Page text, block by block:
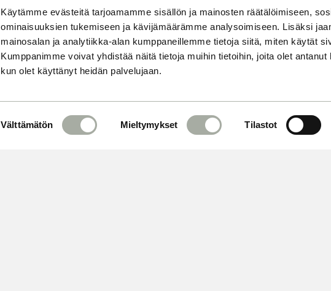
Käytämme evästeitä tarjoamamme sisällön ja mainosten räätälöimiseen,
ominaisuuksien tukemiseen ja kävijämäärämme analysoimiseen. Lisäksi
mainosalan ja analytiikka-alan kumppaneillemme tietoja siitä, miten käytät
Kumppanimme voivat yhdistää näitä tietoja muihin tietoihin, joita olet antanut
kun olet käyttänyt heidän palvelujaan.
Välttämätön Mieltymykset Tilastot